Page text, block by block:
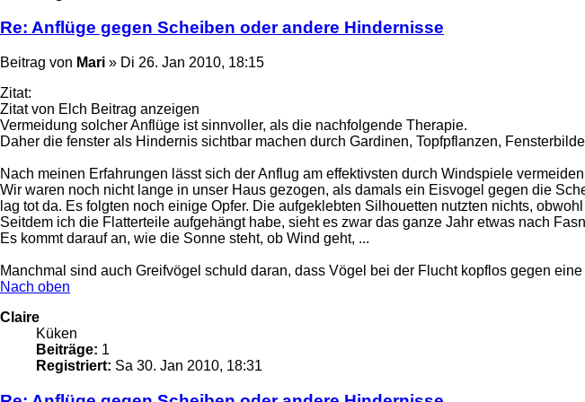
Re: Anflüge gegen Scheiben oder andere Hindernisse
Beitrag von Mari » Di 26. Jan 2010, 18:15
Zitat:
Zitat von Elch Beitrag anzeigen
Vermeidung solcher Anflüge ist sinnvoller, als die nachfolgende Therapie.
Daher die fenster als Hindernis sichtbar machen durch Gardinen, Topfpflanzen,
Nach meinen Erfahrungen lässt sich der Anflug am effektivsten durch Windspiele
Wir waren noch nicht lange in unser Haus gezogen, als damals ein Eisvogel gegen die
lag tot da. Es folgten noch einige Opfer. Die aufgeklebten Silhouetten nutzten nichts,
Seitdem ich die Flatterteile aufgehängt habe, sieht es zwar das ganze Jahr etwas nach
Es kommt darauf an, wie die Sonne steht, ob Wind geht, ...
Manchmal sind auch Greifvögel schuld daran, dass Vögel bei der Flucht kopflos gegen
Nach oben
Claire
Küken
Beiträge: 1
Registriert: Sa 30. Jan 2010, 18:31